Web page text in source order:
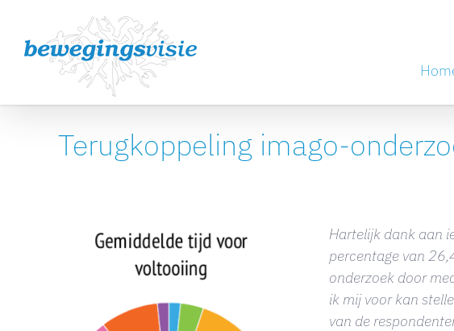
inhoud
Terugkoppeling imago-
Hartelijk dank aan
percentage van
onderzoek door
ik mij voor kan
van de